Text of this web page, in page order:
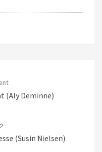
(Aly Deminne)
(Susin Nielsen)